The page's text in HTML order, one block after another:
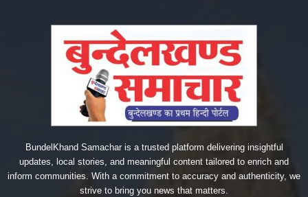
BundelKhand Samachar is a trusted platform delivering insightful
updates, local stories, and meaningful content tailored to enrich and
inform communities. With a commitment to accuracy and authenticity, we
strive to bring you news that matters.